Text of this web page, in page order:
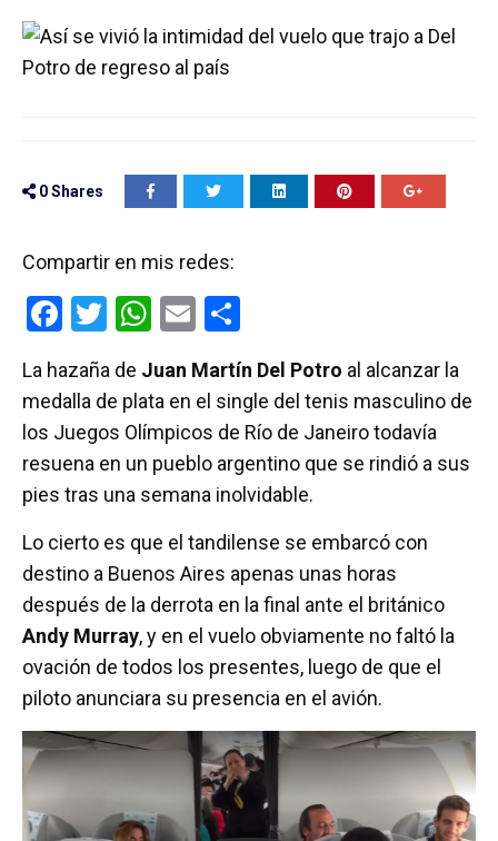
0Shares
Compartir en mis redes:
F
ce
b
o
o
k
T
tt
er
W
at
s
A
p
p
E
ail m
p
ar
tir
La hazaña de Juan Martín Del Potro al alcanzar la
medalla de plata en el single del tenis masculino de
los Juegos Olímpicos de Río de Janeiro todavía
resuena en un pueblo argentino que se rindió a sus
pies tras una semana inolvidable.
Lo cierto es que el tandilense se embarcó con
destino a Buenos Aires apenas unas horas
después de la derrota en la final ante el británico
Andy Murray, y en el vuelo obviamente no faltó la
ovación de todos los presentes, luego de que el
piloto anunciara su presencia en el avión.